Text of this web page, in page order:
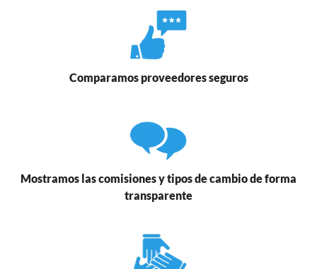
Comparamos proveedores seguros
Mostramos las comisiones y tipos de cambio de forma
transparente